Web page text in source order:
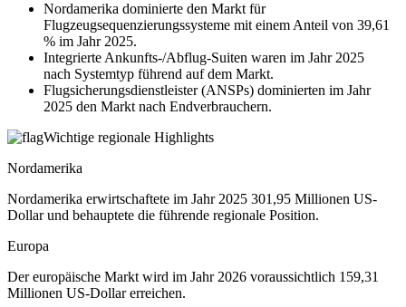
Nordamerika dominierte den Markt für
Flugzeugsequenzierungssysteme mit einem Anteil von 39,61
% im Jahr 2025.
Integrierte Ankunfts-/Abflug-Suiten waren im Jahr 2025
nach Systemtyp führend auf dem Markt.
Flugsicherungsdienstleister (ANSPs) dominierten im Jahr
2025 den Markt nach Endverbrauchern.
Wichtige regionale Highlights
Nordamerika
Nordamerika erwirtschaftete im Jahr 2025 301,95 Millionen US-
Dollar und behauptete die führende regionale Position.
Europa
Der europäische Markt wird im Jahr 2026 voraussichtlich 159,31
Millionen US-Dollar erreichen.